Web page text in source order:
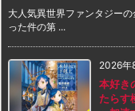
大人気異世界ファンタジー
った件の第 ...
2026年
本好き
たらす